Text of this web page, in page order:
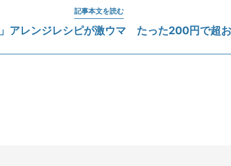
記事本文を読む
アレンジレシピが激ウマ たった200円で超